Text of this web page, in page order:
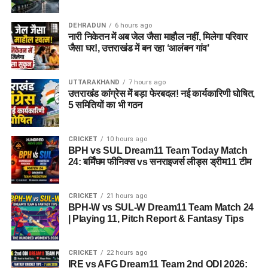
में पार्टी छोड़ने की दौड़ लगी है। उन्होंने कहा कि गढ़वाल भारत की सुरक्षा का
गढ़ है। गढ़वाल का देश की सुरक्षा में बड़ा योगदान है, उन्होंने जनता का
आह्वान किया कि गढ़वाल को एक ऐसा प्रतिनिधि दीजिए जो गढ़वाल का
विकास कर सके।
DEHRADUN 6 hours ago
नारी निकेतन में अब जेल जैसा माहौल नहीं, मिलेगा परिवार
जैसा घर!, उत्तराखंड में बन रहा ‘आलंबन गांव’
UTTARAKHAND 7 hours ago
उत्तराखंड कांग्रेस में बड़ा फेरबदल! नई कार्यकारिणी घोषित,
5 समितियों का भी गठन
CRICKET 10 hours ago
BPH vs SUL Dream11 Team Today Match
24: बर्मिंघम फीनिक्स vs सनराइजर्स लीड्स ड्रीम11 टीम
CRICKET 21 hours ago
BPH-W vs SUL-W Dream11 Team Match 24
| Playing 11, Pitch Report & Fantasy Tips
CRICKET 22 hours ago
IRE vs AFG Dream11 Team 2nd ODI 2026: